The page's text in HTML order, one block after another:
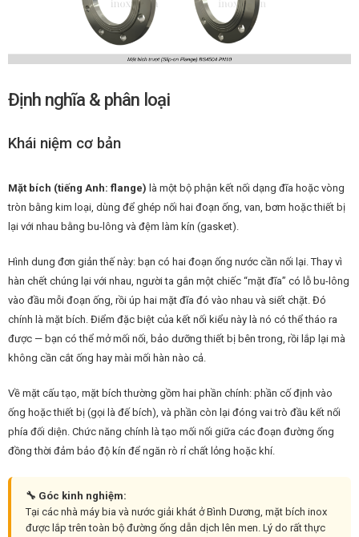
Định nghĩa & phân loại
Khái niệm cơ bản
Mặt bích (tiếng Anh: flange) là một bộ phận kết nối dạng đĩa hoặc vòng
tròn bằng kim loại, dùng để ghép nối hai đoạn ống, van, bơm hoặc thiết bị
lại với nhau bằng bu-lông và đệm làm kín (gasket).
Hình dung đơn giản thế này: bạn có hai đoạn ống nước cần nối lại. Thay vì
hàn chết chúng lại với nhau, người ta gắn một chiếc “mặt đĩa” có lỗ bu-lông
vào đầu mỗi đoạn ống, rồi úp hai mặt đĩa đó vào nhau và siết chặt. Đó
chính là mặt bích. Điểm đặc biệt của kết nối kiểu này là nó có thể tháo ra
được — bạn có thể mở mối nối, bảo dưỡng thiết bị bên trong, rồi lắp lại mà
không cần cắt ống hay mài mối hàn nào cả.
Về mặt cấu tạo, mặt bích thường gồm hai phần chính: phần cố định vào
ống hoặc thiết bị (gọi là đế bích), và phần còn lại đóng vai trò đầu kết nối
phía đối diện. Chức năng chính là tạo mối nối giữa các đoạn đường ống
đồng thời đảm bảo độ kín để ngăn rò rỉ chất lỏng hoặc khí.
🔧 Góc kinh nghiệm:
Tại các nhà máy bia và nước giải khát ở Bình Dương, mặt bích inox
được lắp trên toàn bộ đường ống dẫn dịch lên men. Lý do rất thực